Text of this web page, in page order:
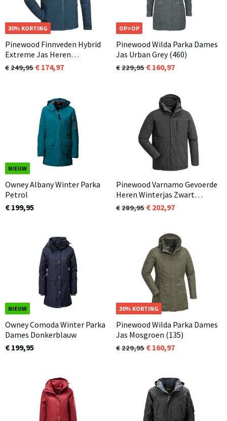
OP=OP
30% KORTING
Pinewood Finnveden Hybrid
Extreme Jas Heren
Donkerblauw (349)
249,95 174,97
OP=OP
Pinewood Wilda Parka Dames
Jas Urban Grey (460)
229,95 160,97
NIEUW
Owney Albany Winter Parka
Petrol
€ 199,95
Pinewood Varnamo Gevoerde
Heren Winterjas Zwart
(Smoke Black 437)
289,95 202,97
NIEUW
Owney Comoda Winter Parka
Dames Donkerblauw
€ 199,95
OP=OP
30% KORTING
Pinewood Wilda Parka Dames
Jas Mosgroen (135)
229,95 160,97